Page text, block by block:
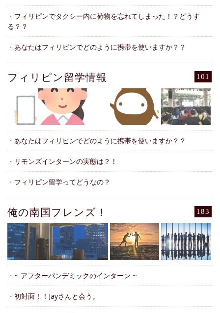
・ フィリピンでタクシー内に荷物を忘れてしまった！？どうす
る？？
・ あなたはフィリピンでどのように携帯を使いますか？？
101
フィリピン留学情報
・ あなたはフィリピンでどのように携帯を使いますか？？
・ リモンズインターンの実態は？！
・ フィリピン留学ってどうなの？
183
俺の南国フレンズ！
・ ~ アフターパンデミックのインターン ~
・ 初対面！！Jayさんと会う。